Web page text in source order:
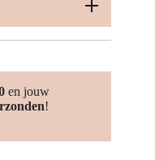
en jouw
!